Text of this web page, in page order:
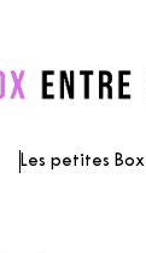
Les petites Box